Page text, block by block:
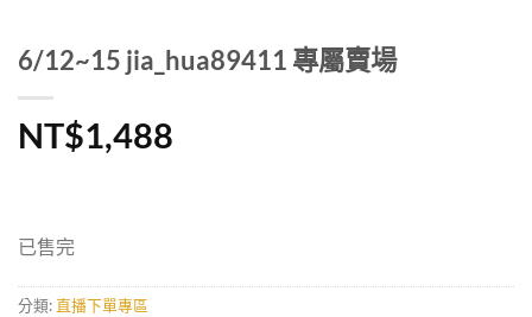
6/12~15 jia_hua89411 專屬賣場
NT$1,488
已售完
分類: 直播下單專區